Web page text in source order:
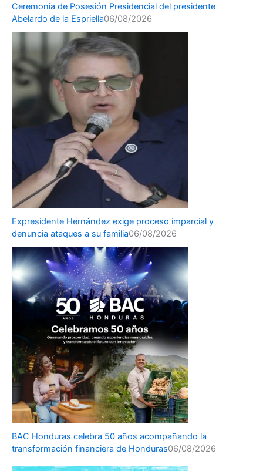
Ceremonia de Posesión Presidencial del presidente
Abelardo de la Espriella06/08/2026
Expresidente Hernández exige proceso imparcial y
denuncia ataques a su familia06/08/2026
BAC Honduras celebra 50 años acompañando la
transformación financiera de Honduras06/08/2026